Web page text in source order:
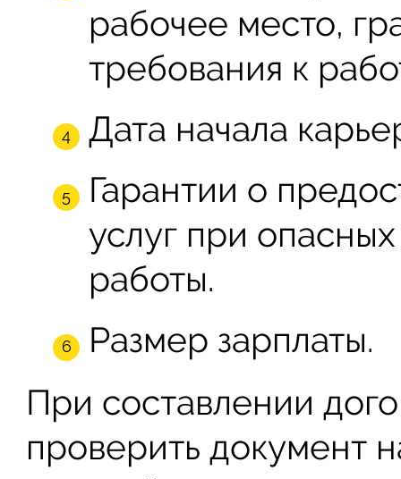
рабочее место,
требования к
Дата начала
Гарантии о
услуг при
работы.
Размер зарплаты.
При составлении
проверить документ